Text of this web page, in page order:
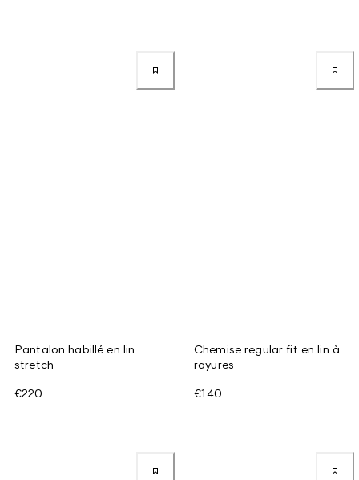
Pantalon habillé en lin
stretch
€220
Chemise regular fit en lin à
rayures
€140